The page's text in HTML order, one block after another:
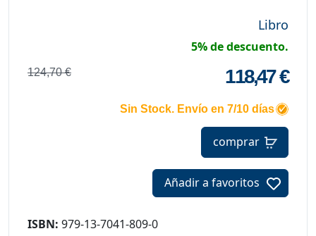
Libro
5% de descuento.
124,70 € 118,47 €
Sin Stock. Envío en 7/10 días
comprar
Añadir a favoritos
ISBN: 979-13-7041-809-0